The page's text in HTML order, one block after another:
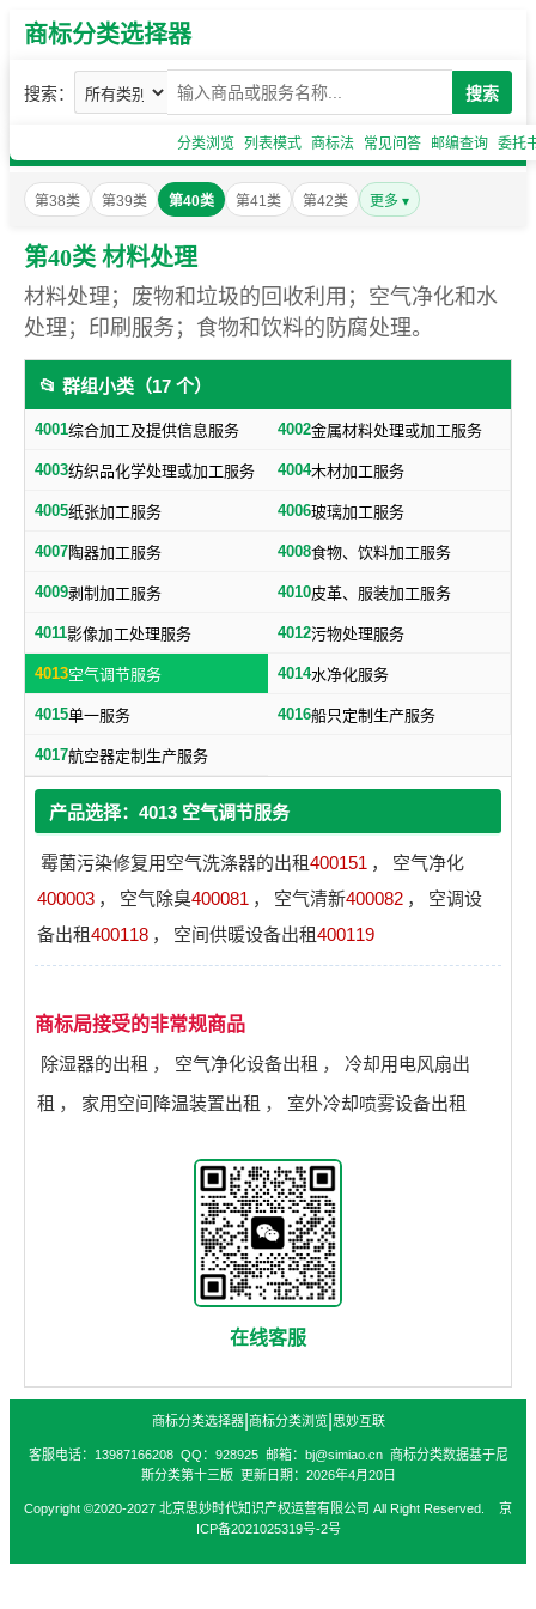
商标分类选择器
搜索： 搜索
分类浏览 列表模式 商标法 常见问答 邮编查询 委托
第38类 第39类 第40类 第41类 第42类 更多 ▾
第40类 材料处理
材料处理；废物和垃圾的回收利用；空气净化和水
处理；印刷服务；食物和饮料的防腐处理。
📂 群组小类（17 个）
4001综合加工及提供信息服务 4002金属材料处理或加工服务
4003纺织品化学处理或加工服务 4004木材加工服务
4005纸张加工服务 4006玻璃加工服务
4007陶器加工服务 4008食物、饮料加工服务
4009剥制加工服务 4010皮革、服装加工服务
4011影像加工处理服务 4012污物处理服务
4013空气调节服务 4014水净化服务
4015单一服务 4016船只定制生产服务
4017航空器定制生产服务
产品选择：4013 空气调节服务
霉菌污染修复用空气洗涤器的出租400151 ，
空气净化
400003 ， 空气除臭400081 ， 空气清新400082 ，
空调设
备出租400118 ， 空间供暖设备出租400119
商标局接受的非常规商品
除湿器的出租 ， 空气净化设备出租 ，
冷却用电风扇出
租 ， 家用空间降温装置出租 ， 室外冷却喷雾设备出租
在线客服
商标分类选择器| 商标分类浏览| 思妙互联
客服电话：13987166208 QQ：928925 邮箱：bj@simiao.cn 商标分类数据基于尼
斯分类第十三版 更新日期：2026年4月20日
Copyright ©2020-2027 北京思妙时代知识产权运营有限公司 All Right Reserved. 京
ICP备2021025319号-2号